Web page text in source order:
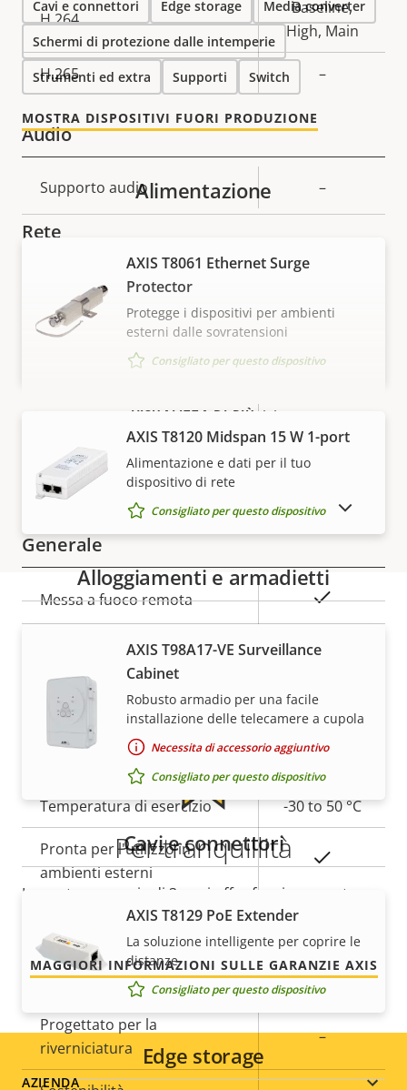
proprietà
proprietà
H.264
Baseline,
High, Main
H.265 –
Audio
Descrizione
della
proprietà
Valore
della
Supporto audio –
Rete
Descrizione
della
proprietà
Valore
della
proprietà
Classe PoE
Sicurezza
proprietà
–
Secure keystore
Generale
Descrizione
della
Valore
della
proprietà
Messa a fuoco remota Sì
Zoom remoto
IR incorporata
Archiviazione locale (slot per
scheda di memoria)
Temperatura di esercizio -30 to 50 °C
Pronta per l'utilizzo in
ambienti esterni
Classe di resistenza agli atti
vandalici
Classificazione IP IP66, IP67
Progettato per la
riverniciatura
–
Cavi e connettori Edge storage Media converter
Schermi di protezione dalle intemperie
Strumenti ed extra Supporti Switch
MOSTRA DISPOSITIVI FUORI PRODUZIONE
VISUALIZZA DI PIÙ
Alimentazione
AXIS T8061 Ethernet Surge
Protector
Protegge i dispositivi per ambienti
esterni dalle sovratensioni
Consigliato per questo dispositivo
AXIS T8120 Midspan 15 W 1-port
Alimentazione e dati per il tuo
dispositivo di rete
Consigliato per questo dispositivo
Alloggiamenti e armadietti
AXIS T98A17-VE Surveillance
Cabinet
Robusto armadio per una facile
installazione delle telecamere a cupola
Necessita di accessorio aggiuntivo
Consigliato per questo dispositivo
Cavi e connettori
AXIS T8129 PoE Extender
La soluzione intelligente per coprire le
distanze
Consigliato per questo dispositivo
Edge storage
MOSTRA DISPOSITIVI FUORI PRODUZIONE
Garanzia
Per tranquillità
La nostra garanzia di 3 anni offre funzionamento
senza problemi e contenimento dei costi.
MAGGIORI INFORMAZIONI SULLE GARANZIE AXIS
AZIENDA